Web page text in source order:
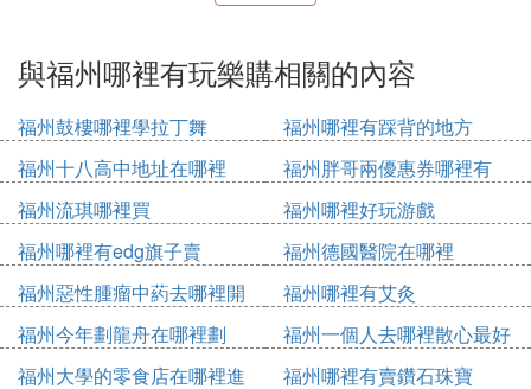
這里既保留有壽山石刻、脫胎漆器、魚丸肉燕等福州
品、咖啡館和餐館，裝修時尚且富於創意，古樸又略
於高峰，是許多遊客來榕的第一站，也是福州特產最
集中、全面的采購點。
2.中亭街性價比最高的服裝街
中亭街位於八一七路南端的閩江之畔，街長500多
米，一樓沿街多是些大眾平價品牌，二樓以上的批發
市場才是精髓，主要經營服裝、家居和家電的批發零
售，產品覆蓋男女老少。逛中亭街樓上，一定要有體
力、懂流行、會對比、敢砍價才可能淘到優質又價低
與福州哪裡有玩樂購相關的內容
福州鼓樓哪裡學拉丁舞
福州哪裡有踩背的地方
福州十八高中地址在哪裡
福州胖哥兩優惠券哪裡有
福州流琪哪裡買
福州哪裡好玩游戲
福州哪裡有edg旗子賣
福州德國醫院在哪裡
福州惡性腫瘤中葯去哪裡開
福州哪裡有艾灸
福州今年劃龍舟在哪裡劃
福州一個人去哪裡散心最好
福州大學的零食店在哪裡進
福州哪裡有賣鑽石珠寶